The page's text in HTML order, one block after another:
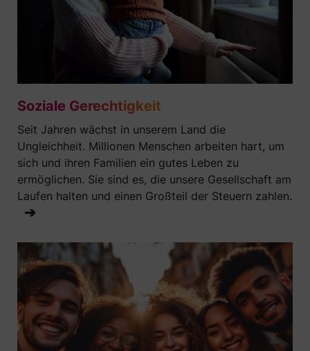
Soziale Gerechtigkeit
Seit Jahren wächst in unserem Land die
Ungleichheit. Millionen Menschen arbeiten hart, um
sich und ihren Familien ein gutes Leben zu
ermöglichen. Sie sind es, die unsere Gesellschaft am
Laufen halten und einen Großteil der Steuern zahlen.
➔